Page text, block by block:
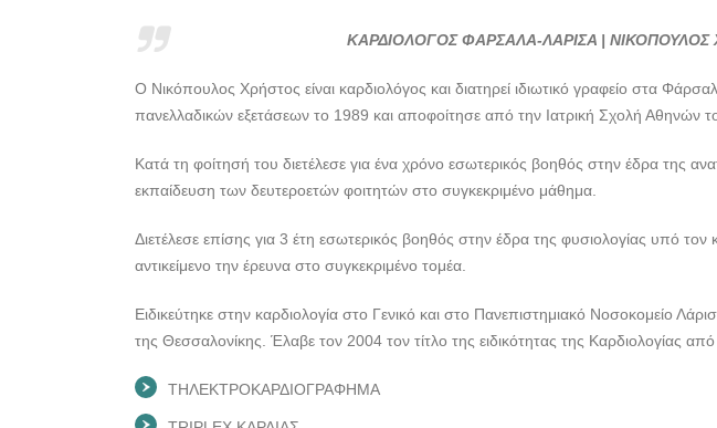
ΚΑΡΔΙΟΛΟΓΟΣ ΦΑΡΣΑΛΑ-ΛΑΡΙΣΑ | ΝΙΚΟΠΟΥΛΟΣ
Ο Νικόπουλος Χρήστος είναι καρδιολόγος και διατηρεί ιδιωτικό γραφείο στα
πανελλαδικών εξετάσεων το 1989 και αποφοίτησε από την Ιατρική Σχολή Αθηνών
Κατά τη φοίτησή του διετέλεσε για ένα χρόνο εσωτερικός βοηθός στην έδρα της
εκπαίδευση των δευτεροετών φοιτητών στο συγκεκριμένο μάθημα.
Διετέλεσε επίσης για 3 έτη εσωτερικός βοηθός στην έδρα της φυσιολογίας υπό
αντικείμενο την έρευνα στο συγκεκριμένο τομέα.
Ειδικεύτηκε στην καρδιολογία στο Γενικό και στο Πανεπιστημιακό Νοσοκομείο
της Θεσσαλονίκης. Έλαβε τον 2004 τον τίτλο της ειδικότητας της Καρδιολογίας
ΤΗΛΕΚΤΡΟΚΑΡΔΙΟΓΡΑΦΗΜΑ